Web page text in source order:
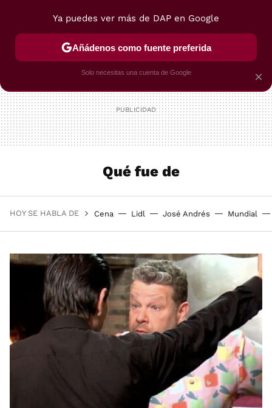
POSTRES VIAJES SELECCIÓN VEGUI
Qué fue de
HOY SE HABLA DE Cena Lidl José Andrés Mundial
×
Ya puedes ver más de DAP en Google
Añádenos como fuente preferida
Solo necesitas una cuenta de Google